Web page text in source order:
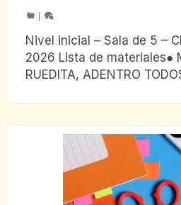
Nivel inicial – Sala de 5 –
2026 Lista de materiales●
RUEDITA, ADENTRO